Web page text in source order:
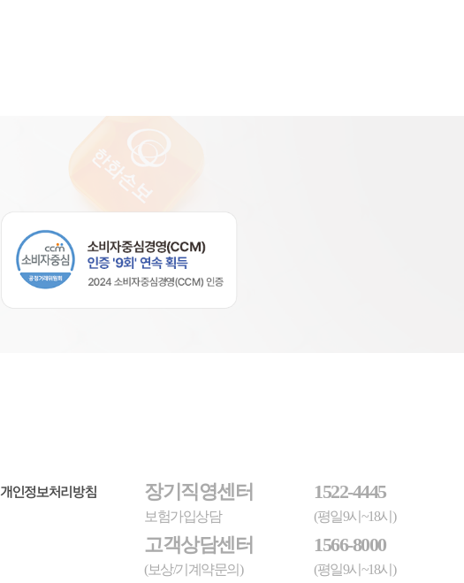
개인정보처리방침 장기직영센터
보험가입상담
고객상담센터
(보상/기계약문의)
1522-4445
(평일9시~18시)
1566-8000
(평일9시~18시)